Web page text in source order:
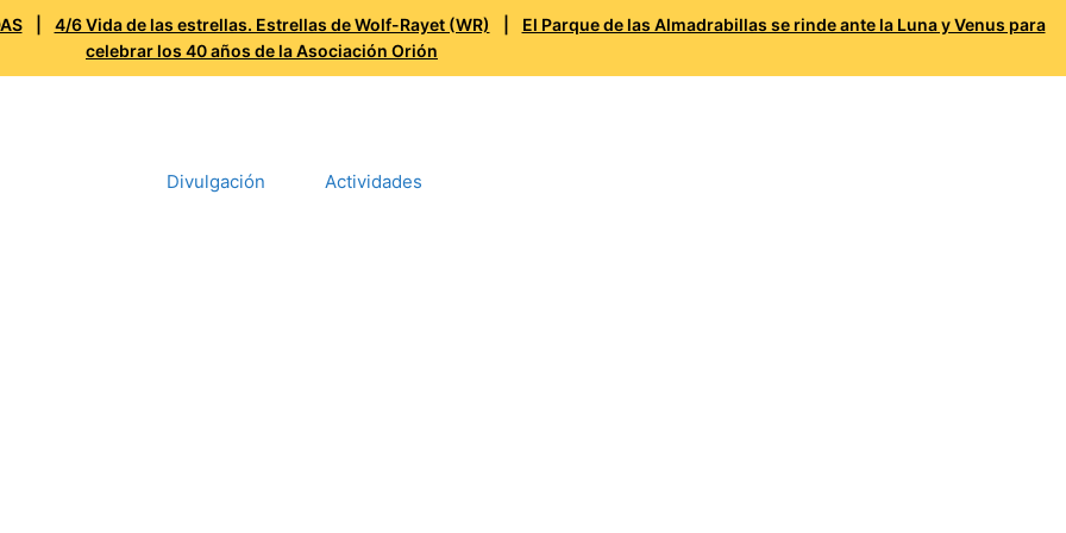
4/6 Vida de las estrellas. Estrellas de Wolf-Rayet (WR)
El Parque de las Almadrabillas se rinde ante la Luna y Venus para
celebrar los 40 años de la Asociación Orión
Divulgación Actividades